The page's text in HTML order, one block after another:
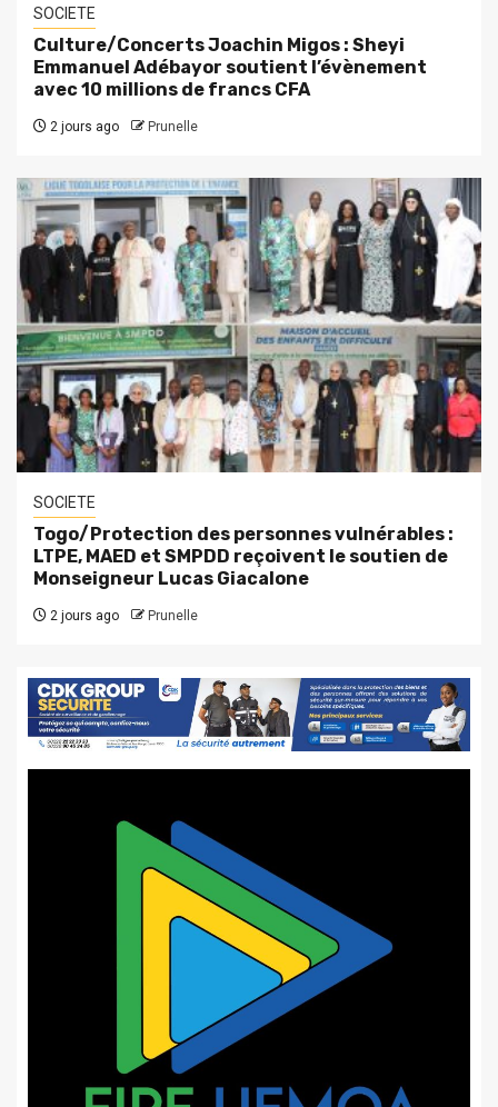
SOCIETE
Culture/Concerts Joachin Migos : Sheyi
Emmanuel Adébayor soutient l’évènement
avec 10 millions de francs CFA
2 jours ago Prunelle
SOCIETE
Togo/Protection des personnes vulnérables :
LTPE, MAED et SMPDD reçoivent le soutien de
Monseigneur Lucas Giacalone
2 jours ago Prunelle